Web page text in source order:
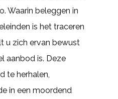
Waarin beleggen in
is het traceren
u zich ervan bewust
aanbod is. Deze
te herhalen,
in een moordend